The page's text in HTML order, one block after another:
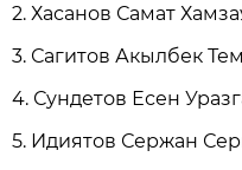
2. Хасанов Самат
3. Сагитов Акылбек
4. Сундетов Есен
5. Идиятов Сержан